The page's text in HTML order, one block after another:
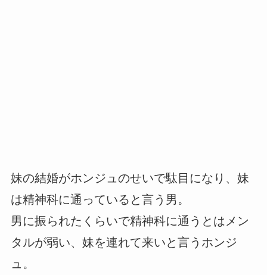
妹の結婚がホンジュのせいで駄目になり、妹
は精神科に通っていると言う男。
男に振られたくらいで精神科に通うとはメン
タルが弱い、妹を連れて来いと言うホンジ
ュ。